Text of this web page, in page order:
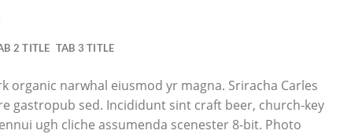
2 TITLE TAB 3 TITLE
organic narwhal eiusmod yr magna. Sriracha Carles
gastropub sed. Incididunt sint craft beer, church-key
ugh cliche assumenda scenester 8-bit. Photo